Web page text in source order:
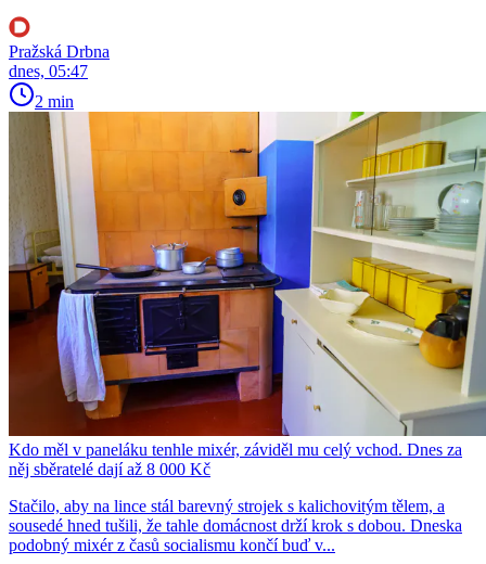
Pražská Drbna
dnes, 05:47
2 min
Kdo měl v paneláku tenhle mixér, záviděl mu celý vchod. Dnes za
něj sběratelé dají až 8 000 Kč
Stačilo, aby na lince stál barevný strojek s kalichovitým tělem, a
sousedé hned tušili, že tahle domácnost drží krok s dobou. Dneska
podobný mixér z časů socialismu končí buď v...